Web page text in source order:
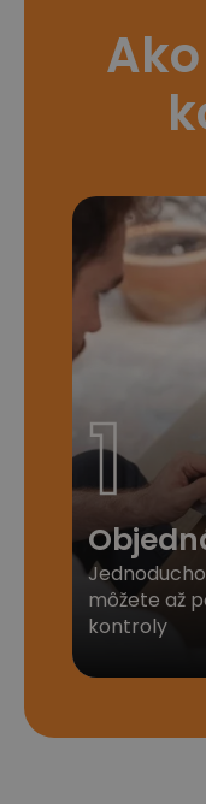
1
môžete až
kontroly